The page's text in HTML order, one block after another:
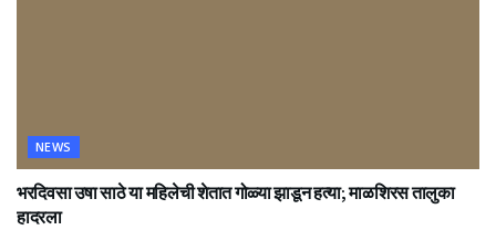
NEWS
भरदिवसा उषा साठे या महिलेची शेतात गोळ्या झाडून हत्या; माळशिरस तालुका
हादरला